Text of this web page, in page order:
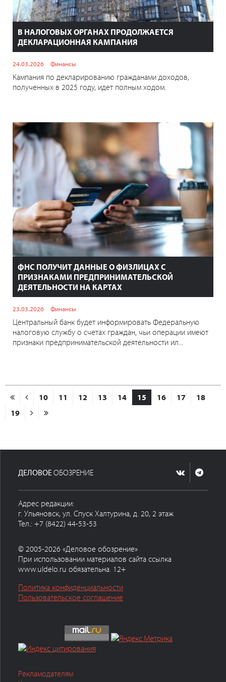
В НАЛОГОВЫХ ОРГАНАХ ПРОДОЛЖАЕТСЯ
ДЕКЛАРАЦИОННАЯ КАМПАНИЯ
24.03.2026 Финансы
Кампания по декларированию гражданами доходов,
полученных в 2025 году, идет полным ходом.
ФНС ПОЛУЧИТ ДАННЫЕ О ФИЗЛИЦАХ С
ПРИЗНАКАМИ ПРЕДПРИНИМАТЕЛЬСКОЙ
ДЕЯТЕЛЬНОСТИ НА КАРТАХ
23.03.2026 Финансы
Центральный банк будет информировать Федеральную
налоговую службу о счетах граждан, чьи операции имеют
признаки предпринимательской деятельности ил...
10 11 12 13 14 15 16 17
18
19
ДЕЛОВОЕ ОБОЗРЕНИЕ
Адрес редакции:
г. Ульяновск, ул. Спуск Халтурина, д. 20, 2 этаж
Тел.: +7 (8422) 44-53-53
© 2005-2026 «Деловое обозрение»
При использовании материалов сайта ссылка
www.uldelo.ru обязательна. 12+
Политика конфиденциальности
Пользовательское соглашение
Рекламодателям